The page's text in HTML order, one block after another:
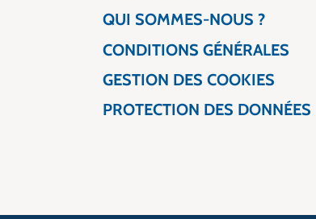
QUI SOMMES-NOUS ?
CONDITIONS GÉNÉRALES
GESTION DES COOKIES
PROTECTION DES DONNÉES